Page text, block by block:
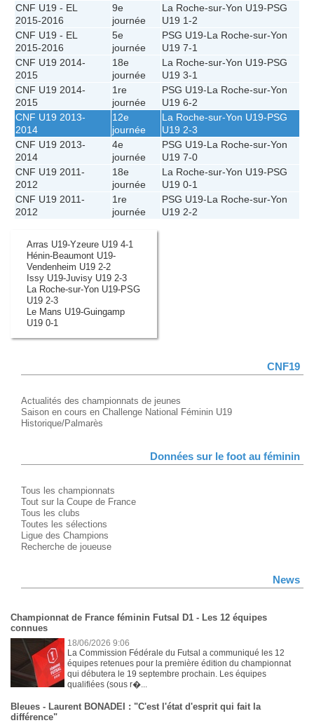
CNF U19 - EL
2015-2016
9e
journée
La Roche-sur-Yon U19-PSG
U19 1-2
CNF U19 - EL
2015-2016
5e
journée
PSG U19-La Roche-sur-Yon
U19 7-1
CNF U19 2014-
2015
18e
journée
La Roche-sur-Yon U19-PSG
U19 3-1
CNF U19 2014-
2015
1re
journée
PSG U19-La Roche-sur-Yon
U19 6-2
CNF U19 2013-
2014
12e
journée
La Roche-sur-Yon U19-PSG
U19 2-3
CNF U19 2013-
2014
4e
journée
PSG U19-La Roche-sur-Yon
U19 7-0
CNF U19 2011-
2012
18e
journée
La Roche-sur-Yon U19-PSG
U19 0-1
CNF U19 2011-
2012
1re
journée
PSG U19-La Roche-sur-Yon
U19 2-2
Arras U19-Yzeure U19 4-1
Hénin-Beaumont U19-
Vendenheim U19 2-2
Issy U19-Juvisy U19 2-3
La Roche-sur-Yon U19-PSG
U19 2-3
Le Mans U19-Guingamp
U19 0-1
CNF19
Actualités des championnats de jeunes
Saison en cours en Challenge National Féminin U19
Historique/Palmarès
Données sur le foot au féminin
Tous les championnats
Tout sur la Coupe de France
Tous les clubs
Toutes les sélections
Ligue des Champions
Recherche de joueuse
News
Championnat de France féminin Futsal D1 - Les 12 équipes
connues
18/06/2026 9:06
La Commission Fédérale du Futsal a communiqué les 12
équipes retenues pour la première édition du championnat
qui débutera le 19 septembre prochain. Les équipes
qualifiées (sous r�...
Bleues - Laurent BONADEI : "C'est l'état d'esprit qui fait la
différence"